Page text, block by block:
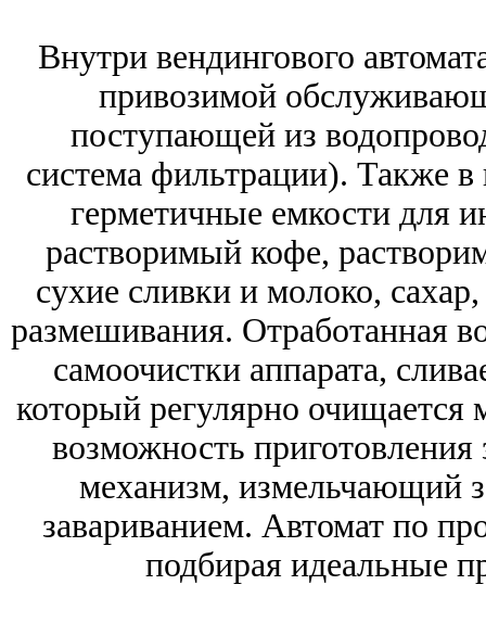
Внутри вендингового
привозимой
поступающей из
система фильтрации). Также
герметичные емкости для
растворимый кофе,
сухие сливки и молоко,
размешивания. Отработанная
самоочистки аппарата,
который регулярно
возможность
механизм, измельчающий
завариванием. Автомат по
подбирая идеальные